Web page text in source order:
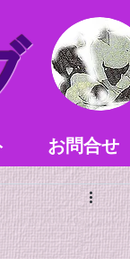
お問合せ